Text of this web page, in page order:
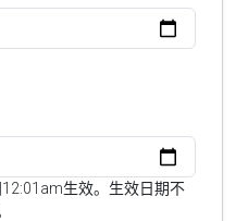
生效。生效日期不